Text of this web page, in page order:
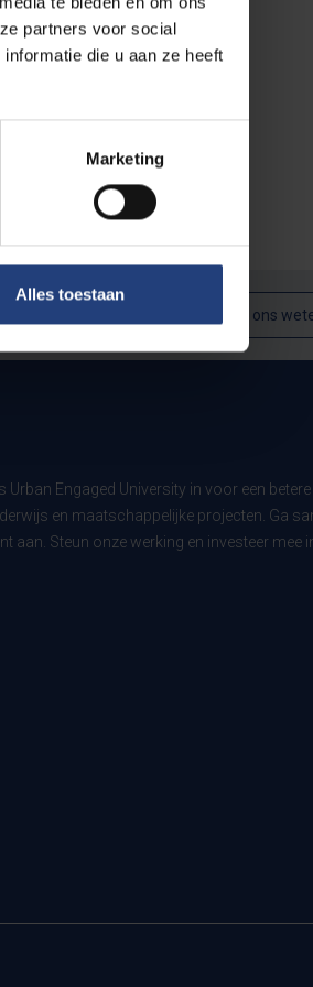
partners voor social
die u aan ze heeft
Marketing
Alles toestaan
Laat het ons
Urban Engaged University in voor een betere
en maatschappelijke projecten. Ga
aan. Steun onze werking en investeer mee